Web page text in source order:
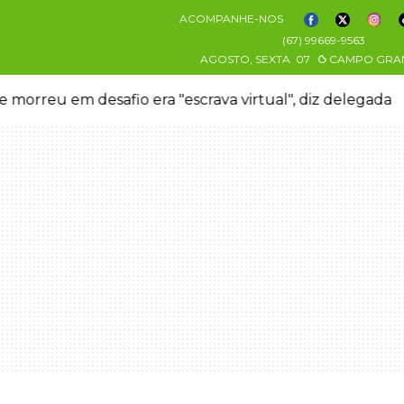
ACOMPANHE-NOS
(67) 99669-9563
AGOSTO, SEXTA 07 CAMPO
morreu em desafio era "escrava virtual", diz delegada